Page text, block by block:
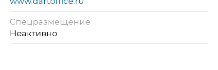
Спецразмещение
Неактивно